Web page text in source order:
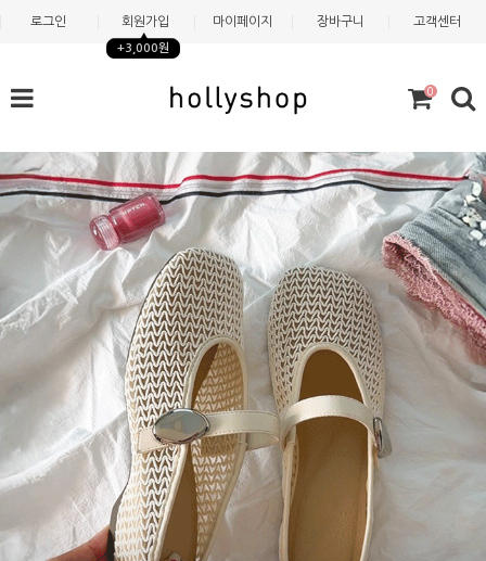
로그인 회원가입
+3,000원
마이페이지 장바구니 고객센터
0